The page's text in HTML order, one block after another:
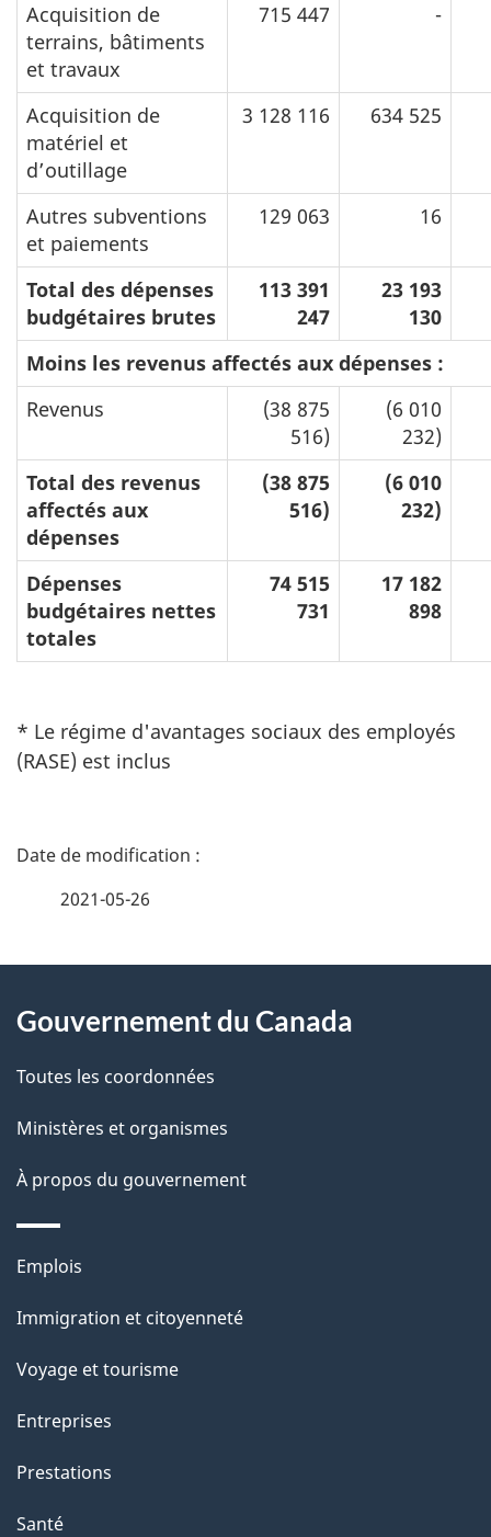
Acquisition de
terrains, bâtiments
et travaux
715 447 -
Acquisition de
matériel et
d’outillage
3 128 116 634 525
Autres subventions
et paiements
129 063 16
Total des dépenses
budgétaires brutes
113 391
247
23 193
130
Moins les revenus affectés aux dépenses :
Revenus
(38 875
516)
(6 010
232)
Total des revenus
affectés aux
dépenses
(38 875
516)
(6 010
232)
Dépenses
budgétaires nettes
totales
74 515
731
17 182
898
* Le régime d'avantages sociaux des employés
(RASE) est inclus
D
i
l
s
d
e
l
a
p
a
g
e
2021-05-26
propos
de
ce
site
Gouvernement du Canada
Toutes les coordonnées
Ministères et organismes
À propos du gouvernement
Thèmes
sujets
Emplois
Immigration et citoyenneté
Voyage et tourisme
Entreprises
Prestations
Santé